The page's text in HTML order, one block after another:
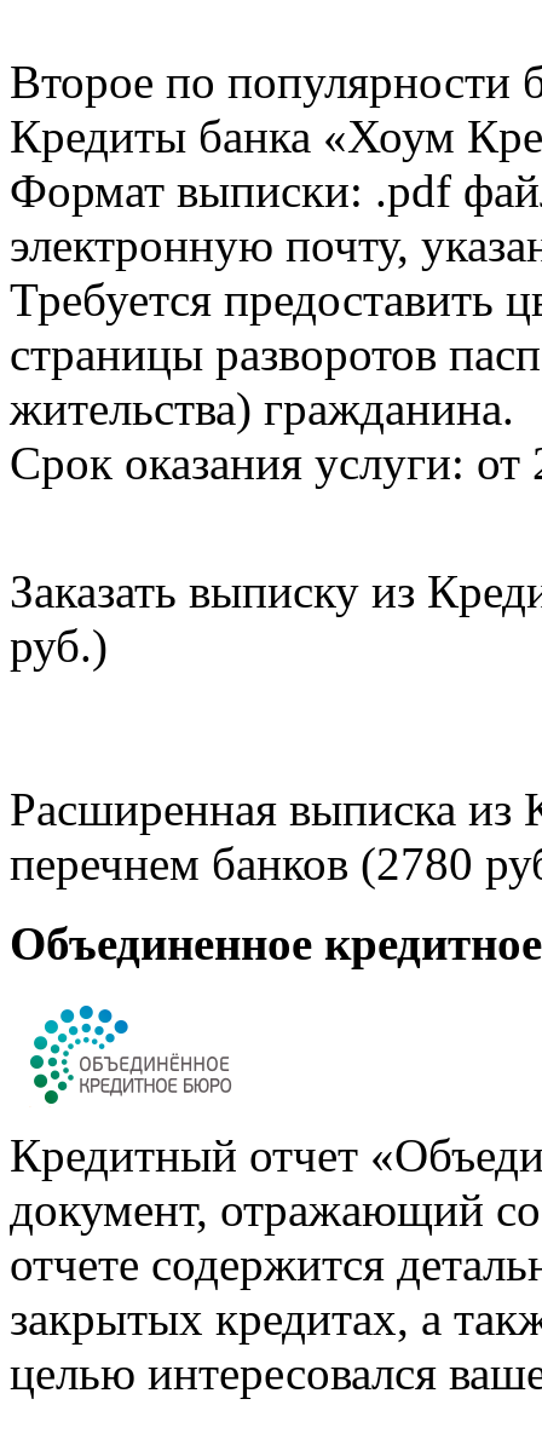
Второе по популярности
Кредиты банка «Хоум
Формат выписки: .pdf
электронную почту,
Требуется предоставить
страницы разворотов
жительства) гражданина.
Срок оказания услуги: от
Заказать выписку из
руб.)
Расширенная выписка из
перечнем банков (2780
Объединенное
Кредитный отчет
документ, отражающий
отчете содержится
закрытых кредитах, а
целью интересовался